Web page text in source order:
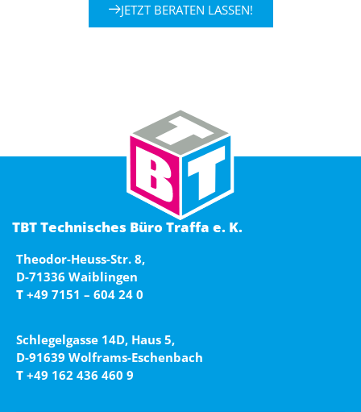
JETZT BERATEN LASSEN!
TBT Technisches Büro Traffa e. K.
Theodor-Heuss-Str. 8,
D-71336 Waiblingen
T +49 7151 – 604 24 0
Schlegelgasse 14D, Haus 5,
D-91639 Wolframs-Eschenbach
T +49 162 436 460 9